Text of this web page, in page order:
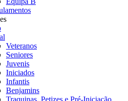
Veteranos
Seniores
Juvenis
Iniciados
Infantis
Benjamins
Traquinas, Petizes e Pré-Iniciação